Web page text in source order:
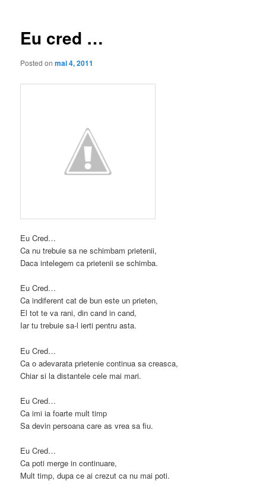
Eu cred …
Posted onmai 4, 2011
Eu Cred…
Ca nu trebuie sa ne schimbam prietenii,
Daca intelegem ca prietenii se schimba.
Eu Cred…
Ca indiferent cat de bun este un prieten,
El tot te va rani, din cand in cand,
Iar tu trebuie sa-l ierti pentru asta.
Eu Cred…
Ca o adevarata prietenie continua sa creasca,
Chiar si la distantele cele mai mari.
Eu Cred…
Ca imi ia foarte mult timp
Sa devin persoana care as vrea sa fiu.
Eu Cred…
Ca poti merge in continuare,
Mult timp, dupa ce ai crezut ca nu mai poti.